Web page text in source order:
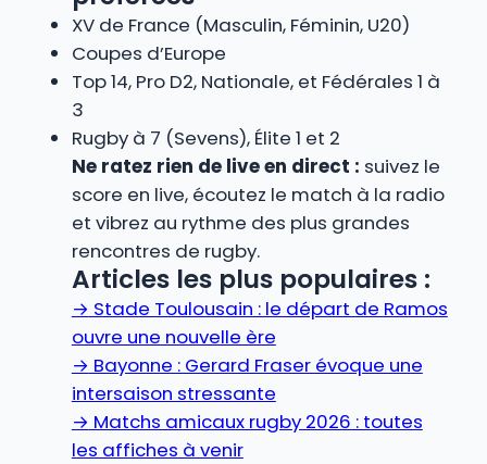
XV de France (Masculin, Féminin, U20)
Coupes d’Europe
Top 14, Pro D2, Nationale, et Fédérales 1 à
3
Rugby à 7 (Sevens), Élite 1 et 2
Ne ratez rien de live en direct : suivez le
score en live, écoutez le match à la radio
et vibrez au rythme des plus grandes
rencontres de rugby.
Articles les plus populaires :
→ Stade Toulousain : le départ de Ramos
ouvre une nouvelle ère
→ Bayonne : Gerard Fraser évoque une
intersaison stressante
→ Matchs amicaux rugby 2026 : toutes
les affiches à venir